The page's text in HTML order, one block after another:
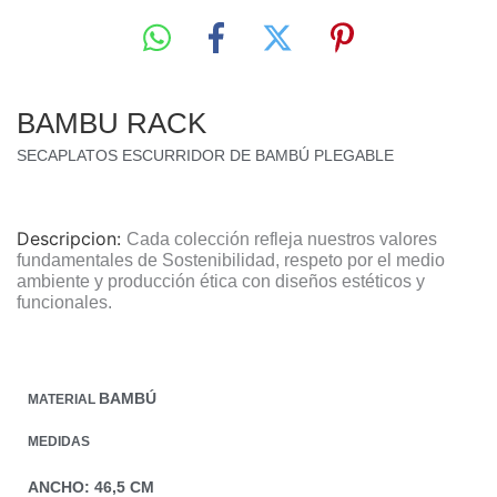
BAMBU RACK
SECAPLATOS ESCURRIDOR DE BAMBÚ PLEGABLE
Descripcion: Cada colección refleja nuestros valores
fundamentales de Sostenibilidad, respeto por el medio
ambiente y producción ética con diseños estéticos y
funcionales.
MATERIAL BAMBÚ
MEDIDAS
ANCHO: 46,5 CM